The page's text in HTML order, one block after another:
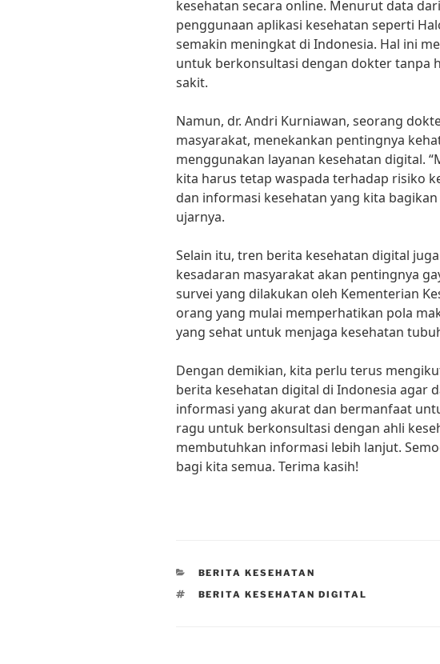
kesehatan secara online. Menurut data
penggunaan aplikasi kesehatan seperti
semakin meningkat di Indonesia. Hal ini
untuk berkonsultasi dengan dokter tanpa
sakit.
Namun, dr. Andri Kurniawan, seorang
masyarakat, menekankan pentingnya
menggunakan layanan kesehatan digital.
kita harus tetap waspada terhadap risiko
dan informasi kesehatan yang kita
ujarnya.
Selain itu, tren berita kesehatan digital
kesadaran masyarakat akan pentingnya
survei yang dilakukan oleh Kementerian
orang yang mulai memperhatikan pola
yang sehat untuk menjaga kesehatan
Dengan demikian, kita perlu terus
berita kesehatan digital di Indonesia agar
informasi yang akurat dan bermanfaat
ragu untuk berkonsultasi dengan ahli
membutuhkan informasi lebih lanjut.
bagi kita semua. Terima kasih!
CATEGORIES
BERITA KESEHATAN
TAGS
BERITA KESEHATAN DIGITAL